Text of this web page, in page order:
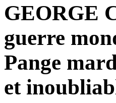
GEORGE
guerre
Pange
et